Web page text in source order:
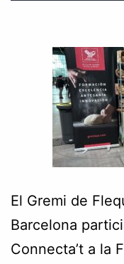
El Gremi de
Barcelona
Connecta’t a la